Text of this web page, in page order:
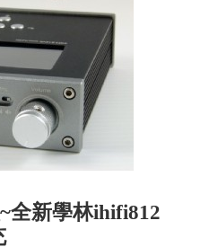
全新學林ihifi812